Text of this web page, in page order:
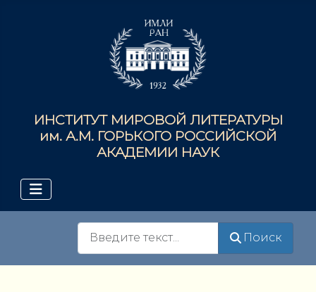
ИНСТИТУТ МИРОВОЙ ЛИТЕРАТУРЫ
им. А.М. ГОРЬКОГО РОССИЙСКОЙ
АКАДЕМИИ НАУК
Поиск